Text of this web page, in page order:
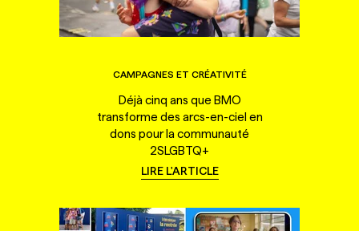
CAMPAGNES ET CRÉATIVITÉ
Déjà cinq ans que BMO
transforme des arcs-en-ciel en
dons pour la communauté
2SLGBTQ+
LIRE L'ARTICLE